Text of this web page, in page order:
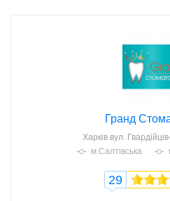
Гранд
Харків вул.
м.Салтівська
29